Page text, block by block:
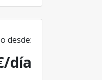
desde:
día